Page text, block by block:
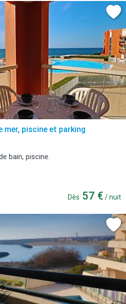
mer, piscine et parking
bain, piscine.
Dès 57 € / nuit